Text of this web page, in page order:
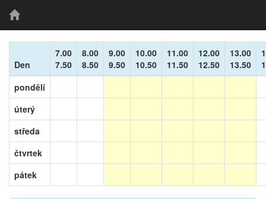
Den
7.00
7.50
8.00
8.50
9.00
9.50
10.00
10.50
11.00
11.50
12.00
12.50
13.00
13.50
pondělí
úterý
středa
čtvrtek
pátek